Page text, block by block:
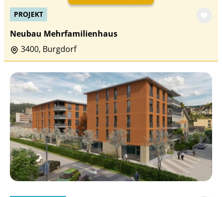
PROJEKT
Neubau Mehrfamilienhaus
3400, Burgdorf